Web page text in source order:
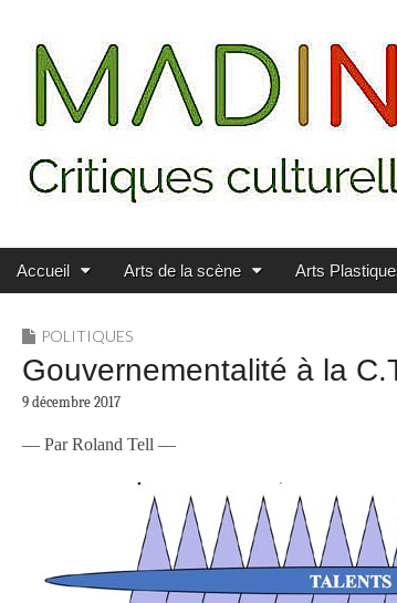
MADININ'ART
Main menu
Skip to content
Accueil Arts de la scène Arts
POLITIQUES
Gouvernementalité à la
9 décembre 2017
— Par Roland Tell —